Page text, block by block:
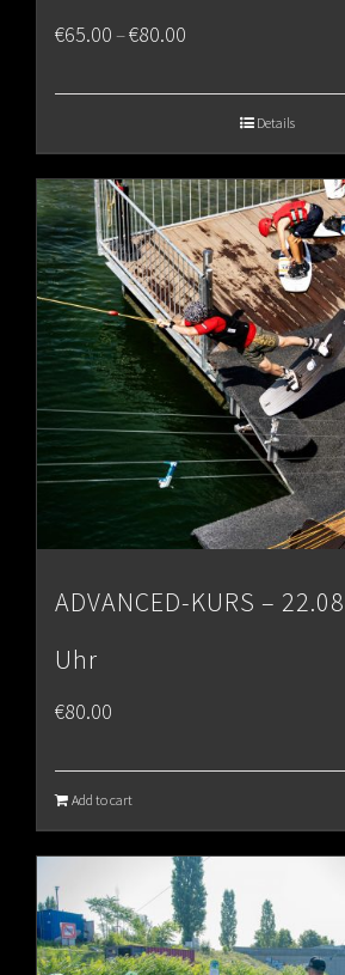
€65.00–€80.00
€80.00
Details
ADVANCED-KURS –
Uhr
€80.00
Add to cart